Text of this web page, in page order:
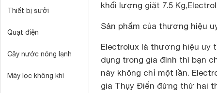
Thiết bị sưởi
Quạt điện
Cây nước nóng lạnh
Máy lọc không khí
khối lượng giặt 7.5
Sản phẩm của thương hiệu
Electrolux là thương hiệu uy
dụng trong gia đình thì bạn
này không chỉ một lần.
gia Thụy Điển đứng thứ hai